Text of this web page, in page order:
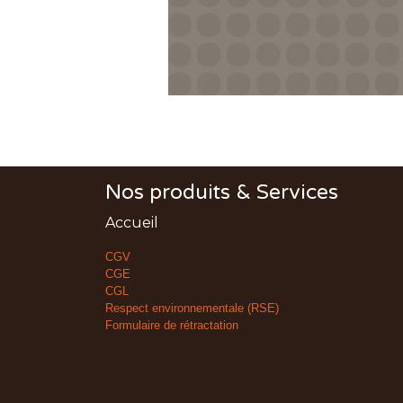
Nos produits & Services
Accueil
CGV
CGE
CGL
Respect environnementale (RSE)
Formulaire de rétractation